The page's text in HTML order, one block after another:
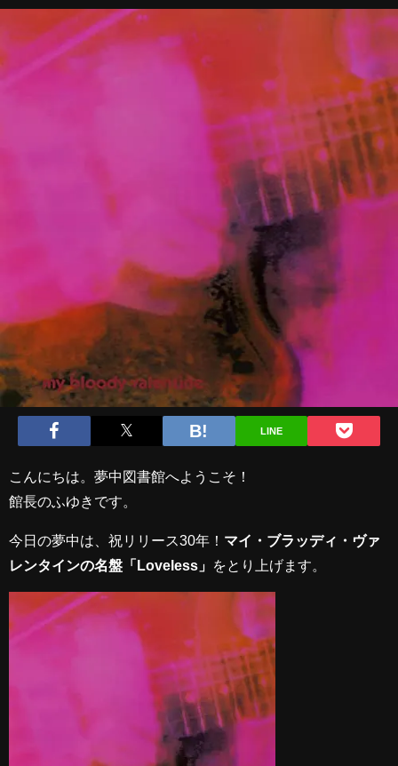
LINE
こんにちは。夢中図書館へようこそ！
館長のふゆきです。
今日の夢中は、祝リリース30年！ マイ・ブラッディ・ヴァ
レンタインの名盤「Loveless」
をとり上げます。